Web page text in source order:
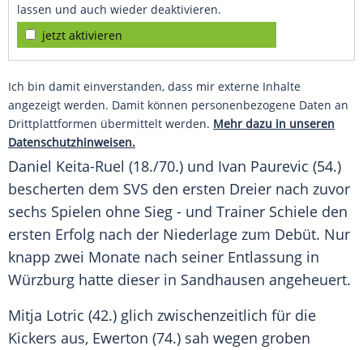
lassen und auch wieder deaktivieren.
jetzt aktivieren
Ich bin damit einverstanden, dass mir externe Inhalte
angezeigt werden. Damit können personenbezogene Daten an
Drittplattformen übermittelt werden. Mehr dazu in unseren
Datenschutzhinweisen.
Daniel Keita-Ruel (18./70.) und Ivan Paurevic (54.)
bescherten dem SVS den ersten Dreier nach zuvor
sechs Spielen ohne Sieg - und Trainer Schiele den
ersten Erfolg nach der Niederlage zum Debüt. Nur
knapp zwei Monate nach seiner Entlassung in
Würzburg hatte dieser in Sandhausen angeheuert.
Mitja Lotric (42.) glich zwischenzeitlich für die
Kickers aus, Ewerton (74.) sah wegen groben